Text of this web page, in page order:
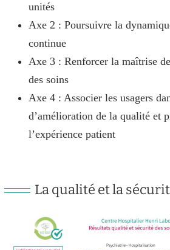
unités
Axe 2 : Poursuivre la
continue
Axe 3 : Renforcer la maîtrise
des soins
Axe 4 : Associer les usagers
d’amélioration de la qualité et
l’expérience patient
La qualité et la